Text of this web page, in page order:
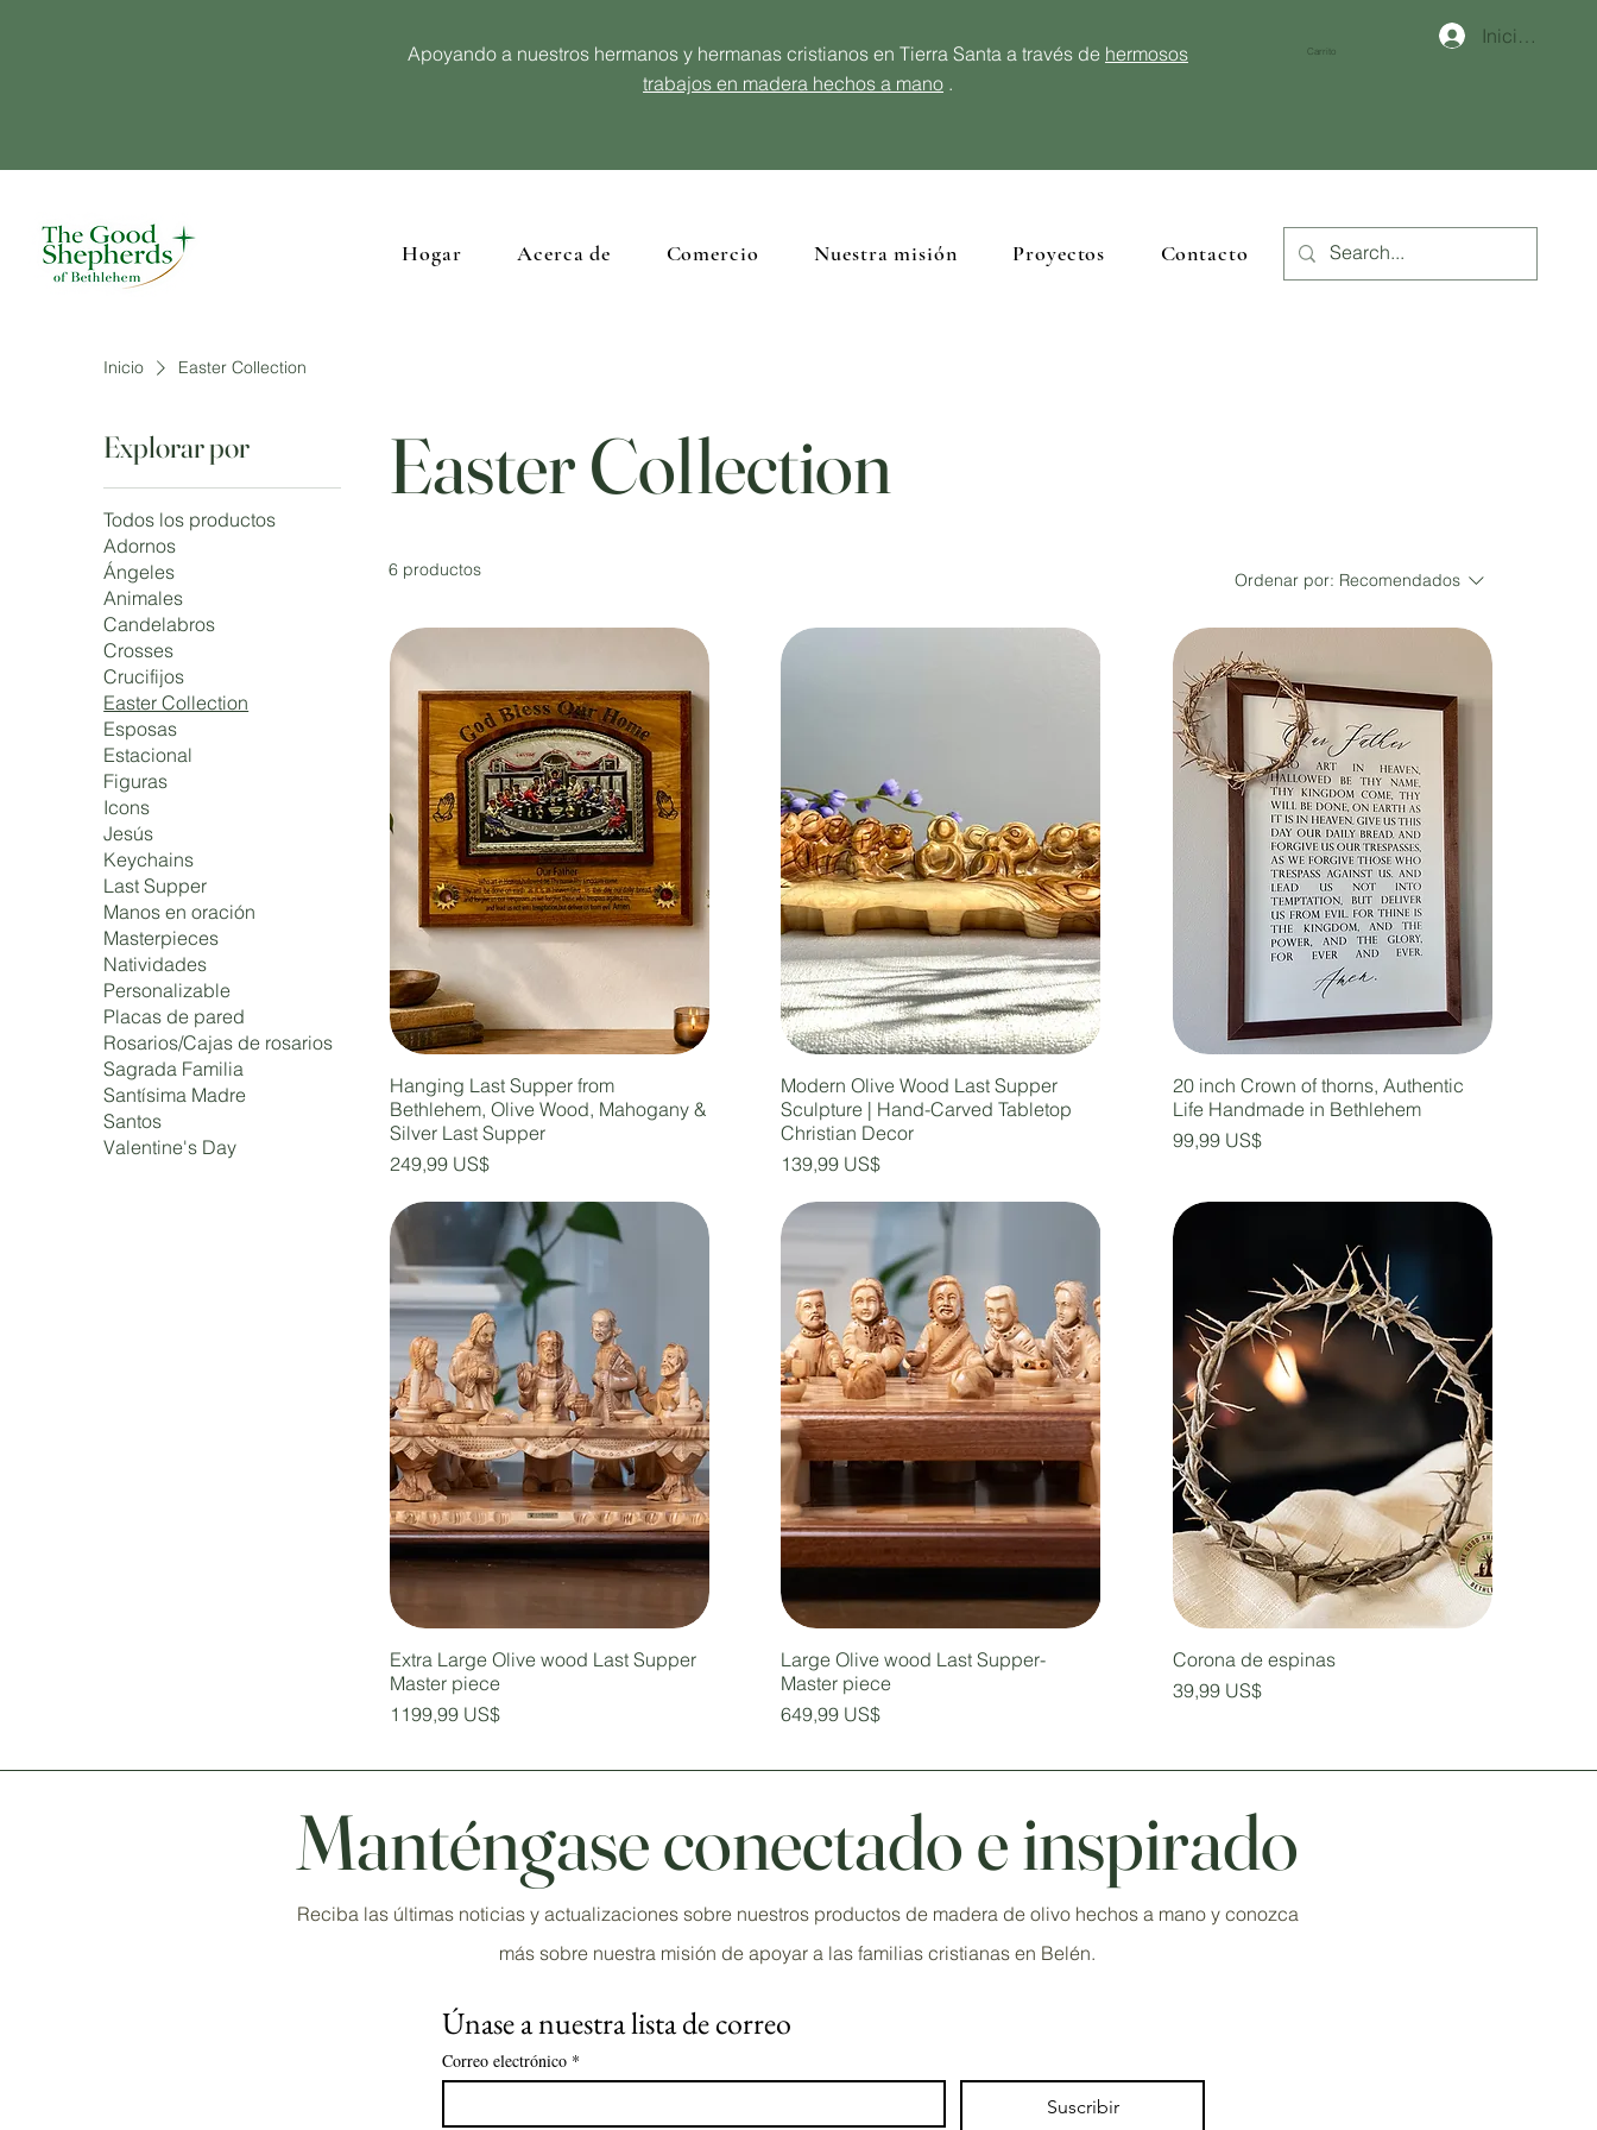
Apoyando a nuestros hermanos y hermanas cristianos en Tierra Santa a través de hermosos
trabajos en madera hechos a mano .
Carrito
Iniciar sesión
Hogar Acerca de Comercio Nuestra misión Proyectos Contacto
Inicio Easter Collection
Explorar por
Todos los productos
Adornos
Ángeles
Animales
Candelabros
Crosses
Crucifijos
Easter Collection
Esposas
Estacional
Figuras
Icons
Jesús
Keychains
Last Supper
Manos en oración
Masterpieces
Natividades
Personalizable
Placas de pared
Rosarios/Cajas de rosarios
Sagrada Familia
Santísima Madre
Santos
Valentine's Day
Easter Collection
6 productos Ordenar por: Recomendados
Hanging Last Supper from
Bethlehem, Olive Wood, Mahogany &
Silver Last Supper
Precio
249,99 US$
Modern Olive Wood Last Supper
Sculpture | Hand-Carved Tabletop
Christian Decor
Precio
139,99 US$
20 inch Crown of thorns, Authentic
Life Handmade in Bethlehem
Precio
99,99 US$
Extra Large Olive wood Last Supper
Master piece
Precio
1199,99 US$
Large Olive wood Last Supper-
Master piece
Precio
649,99 US$
Corona de espinas
Precio
39,99 US$
Manténgase conectado e inspirado
Reciba las últimas noticias y actualizaciones sobre nuestros productos de madera de olivo hechos a mano y conozca
más sobre nuestra misión de apoyar a las familias cristianas en Belén.
Únase a nuestra lista de correo
Correo electrónico *
Suscribir